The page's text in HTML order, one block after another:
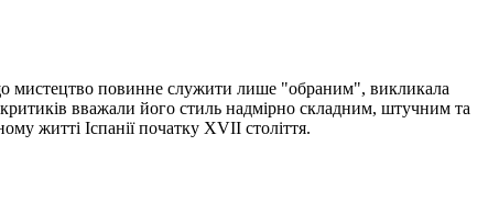
мистецтво повинне служити лише "обраним", викликала
критиків вважали його стиль надмірно складним, штучним та
житті Іспанії початку XVII століття.